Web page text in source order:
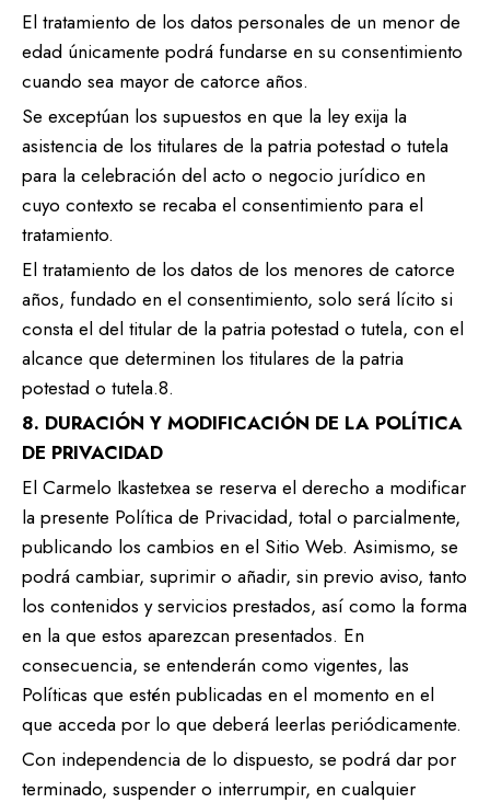
El tratamiento de los datos personales de un menor de
edad únicamente podrá fundarse en su consentimiento
cuando sea mayor de catorce años.
Se exceptúan los supuestos en que la ley exija la
asistencia de los titulares de la patria potestad o tutela
para la celebración del acto o negocio jurídico en
cuyo contexto se recaba el consentimiento para el
tratamiento.
El tratamiento de los datos de los menores de catorce
años, fundado en el consentimiento, solo será lícito si
consta el del titular de la patria potestad o tutela, con el
alcance que determinen los titulares de la patria
potestad o tutela.8.
8. DURACIÓN Y MODIFICACIÓN DE LA POLÍTICA
DE PRIVACIDAD
El Carmelo Ikastetxea se reserva el derecho a modificar
la presente Política de Privacidad, total o parcialmente,
publicando los cambios en el Sitio Web. Asimismo, se
podrá cambiar, suprimir o añadir, sin previo aviso, tanto
los contenidos y servicios prestados, así como la forma
en la que estos aparezcan presentados. En
consecuencia, se entenderán como vigentes, las
Políticas que estén publicadas en el momento en el
que acceda por lo que deberá leerlas periódicamente.
Con independencia de lo dispuesto, se podrá dar por
terminado, suspender o interrumpir, en cualquier